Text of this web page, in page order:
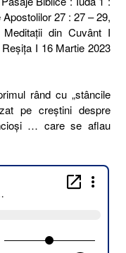
Apostolilor 27 : 27 – 29,
din Cuvânt I
I 16 Martie 2023
rând cu „stâncile
pe creștini despre
… care se aflau